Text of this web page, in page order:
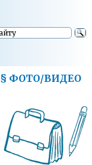
§ ФОТО/ВИДЕО